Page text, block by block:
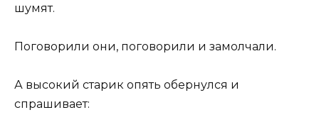
шумят.
Поговорили они, поговорили и замолчали.
А высокий старик опять обернулся и
спрашивает: